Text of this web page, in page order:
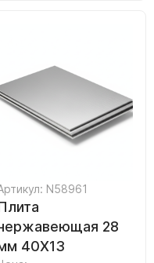
N58961
28
40Х13